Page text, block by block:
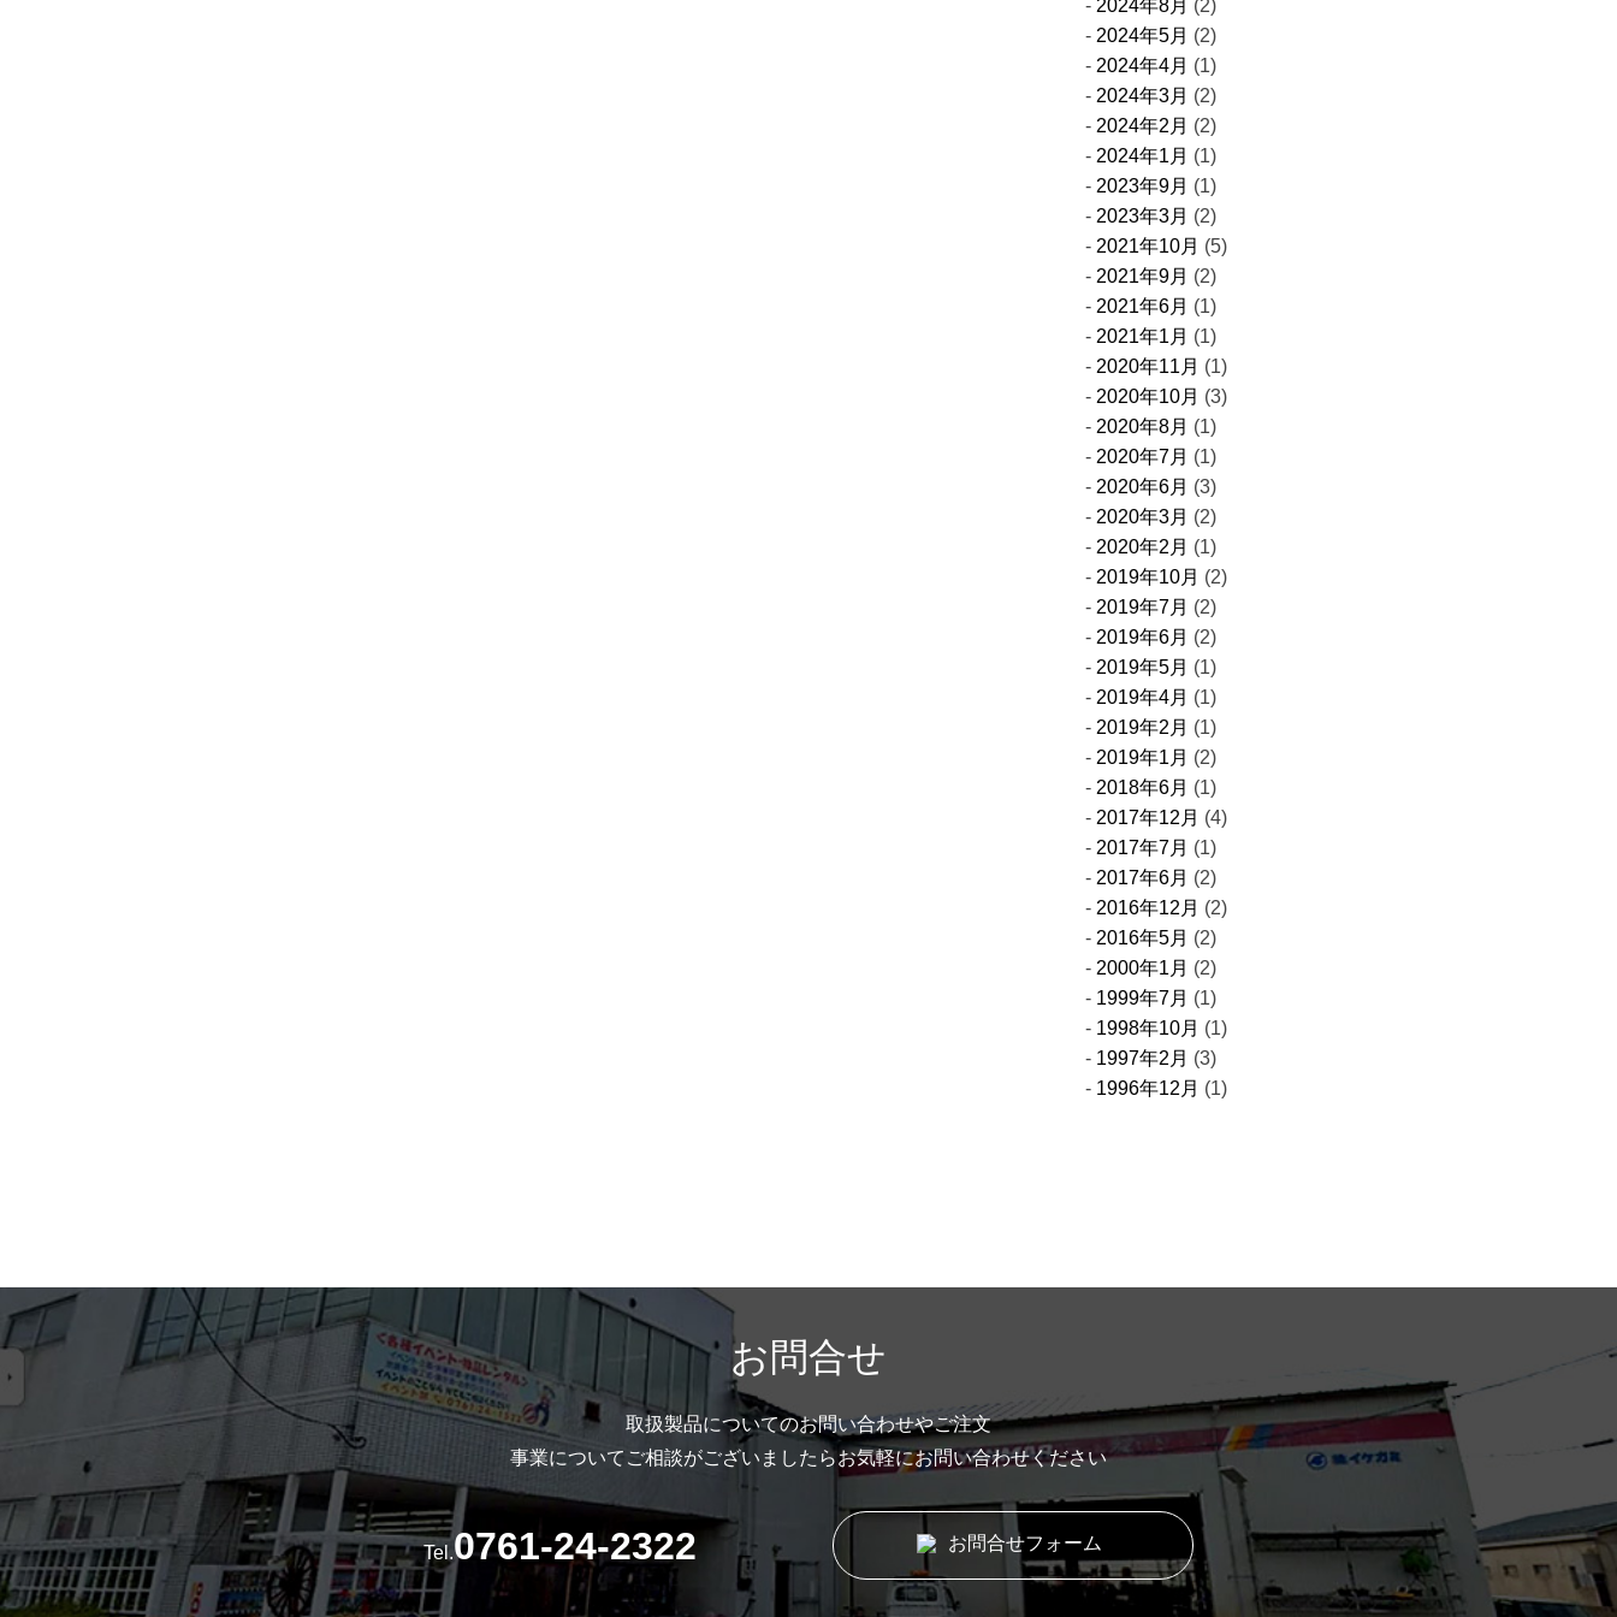
2024年8月 (2)
2024年5月 (2)
2024年4月 (1)
2024年3月 (2)
2024年2月 (2)
2024年1月 (1)
2023年9月 (1)
2023年3月 (2)
2021年10月 (5)
2021年9月 (2)
2021年6月 (1)
2021年1月 (1)
2020年11月 (1)
2020年10月 (3)
2020年8月 (1)
2020年7月 (1)
2020年6月 (3)
2020年3月 (2)
2020年2月 (1)
2019年10月 (2)
2019年7月 (2)
2019年6月 (2)
2019年5月 (1)
2019年4月 (1)
2019年2月 (1)
2019年1月 (2)
2018年6月 (1)
2017年12月 (4)
2017年7月 (1)
2017年6月 (2)
2016年12月 (2)
2016年5月 (2)
2000年1月 (2)
1999年7月 (1)
1998年10月 (1)
1997年2月 (3)
1996年12月 (1)
お問合せ
取扱製品についてのお問い合わせやご注文
事業についてご相談がございましたらお気軽にお問い合わせください
Tel.0761-24-2322 お問合せフォーム